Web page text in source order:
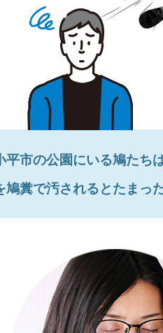
平市の公園にいる鳩たち
鳩糞で汚されるとたまっ